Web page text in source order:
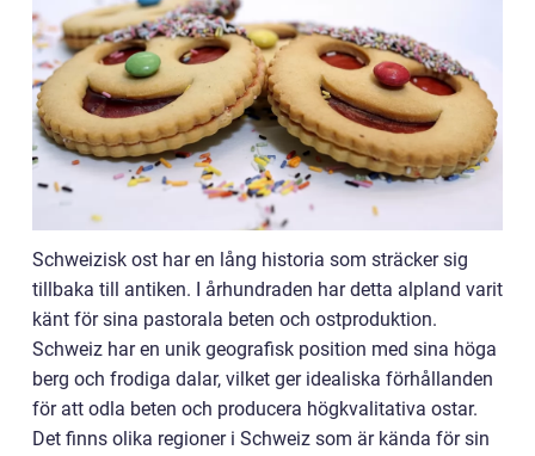
Schweizisk ost har en lång historia som sträcker sig
tillbaka till antiken. I århundraden har detta alpland varit
känt för sina pastorala beten och ostproduktion.
Schweiz har en unik geografisk position med sina höga
berg och frodiga dalar, vilket ger idealiska förhållanden
för att odla beten och producera högkvalitativa ostar.
Det finns olika regioner i Schweiz som är kända för sin